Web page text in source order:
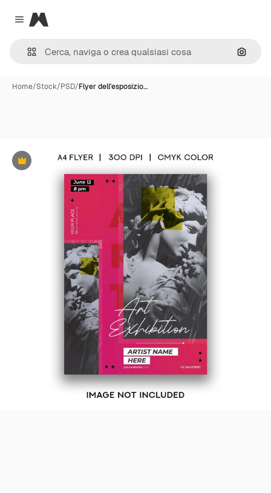
Close menu
Magnific
Cerca
Home/Stock/PSD/Flyer dell'esposizio…
Premium